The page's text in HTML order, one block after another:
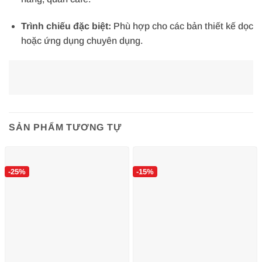
Trình chiếu đặc biệt: Phù hợp cho các bản thiết kế dọc
hoặc ứng dụng chuyên dụng.
SẢN PHẨM TƯƠNG TỰ
-25% -15%